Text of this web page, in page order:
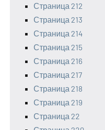
Страница 212
Страница 213
Страница 214
Страница 215
Страница 216
Страница 217
Страница 218
Страница 219
Страница 22